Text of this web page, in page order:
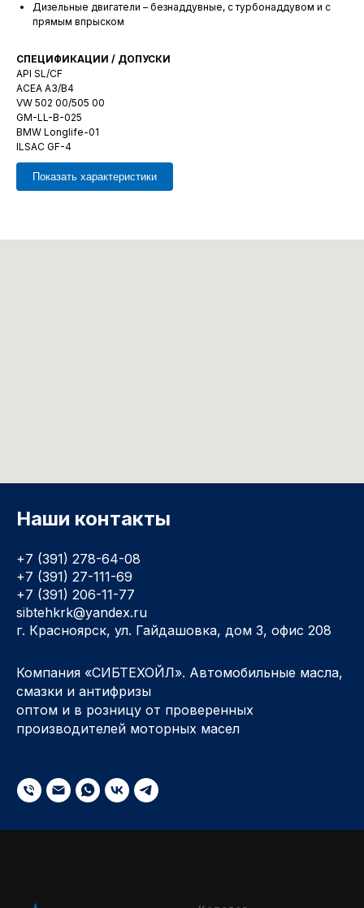
Дизельные двигатели – безнаддувные, с турбонаддувом и с
прямым впрыском
СПЕЦИФИКАЦИИ / ДОПУСКИ
API SL/CF
ACEA A3/B4
VW 502 00/505 00
GM-LL-B-025
BMW Longlife-01
ILSAC GF-4
Показать характеристики
Наши контакты
+7 (391) 278-64-08
+7 (391) 27-111-69
+7 (391) 206-11-77
sibtehkrk@yandex.ru
г. Красноярск, ул. Гайдашовка, дом 3, офис 208
Компания «СИБТЕХОЙЛ». Автомобильные масла,
смазки и антифризы
оптом и в розницу от проверенных
производителей моторных масел